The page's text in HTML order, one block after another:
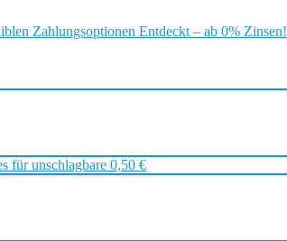
Zahlungsoptionen Entdeckt – ab 0% Zinsen!
für unschlagbare 0,50 €